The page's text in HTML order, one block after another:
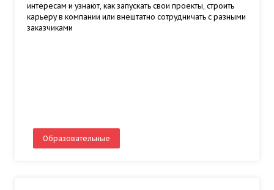
интересам и узнают, как запускать свои проекты, строить
карьеру в компании или внештатно сотрудничать с разными
заказчиками
Образовательные